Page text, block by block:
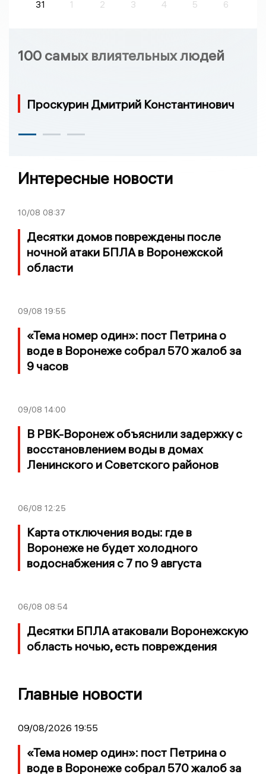
31
1 2 3 4 5 6
100 самых влиятельных людей
Проскурин Дмитрий Константинович
Интересные новости
10/08 08:37
Десятки домов повреждены после
ночной атаки БПЛА в Воронежской
области
09/08 19:55
«Тема номер один»: пост Петрина о
воде в Воронеже собрал 570 жалоб за
9 часов
09/08 14:00
В РВК-Воронеж объяснили задержку с
восстановлением воды в домах
Ленинского и Советского районов
06/08 12:25
Карта отключения воды: где в
Воронеже не будет холодного
водоснабжения с 7 по 9 августа
06/08 08:54
Десятки БПЛА атаковали Воронежскую
область ночью, есть повреждения
Главные новости
09/08/2026 19:55
«Тема номер один»: пост Петрина о
воде в Воронеже собрал 570 жалоб за